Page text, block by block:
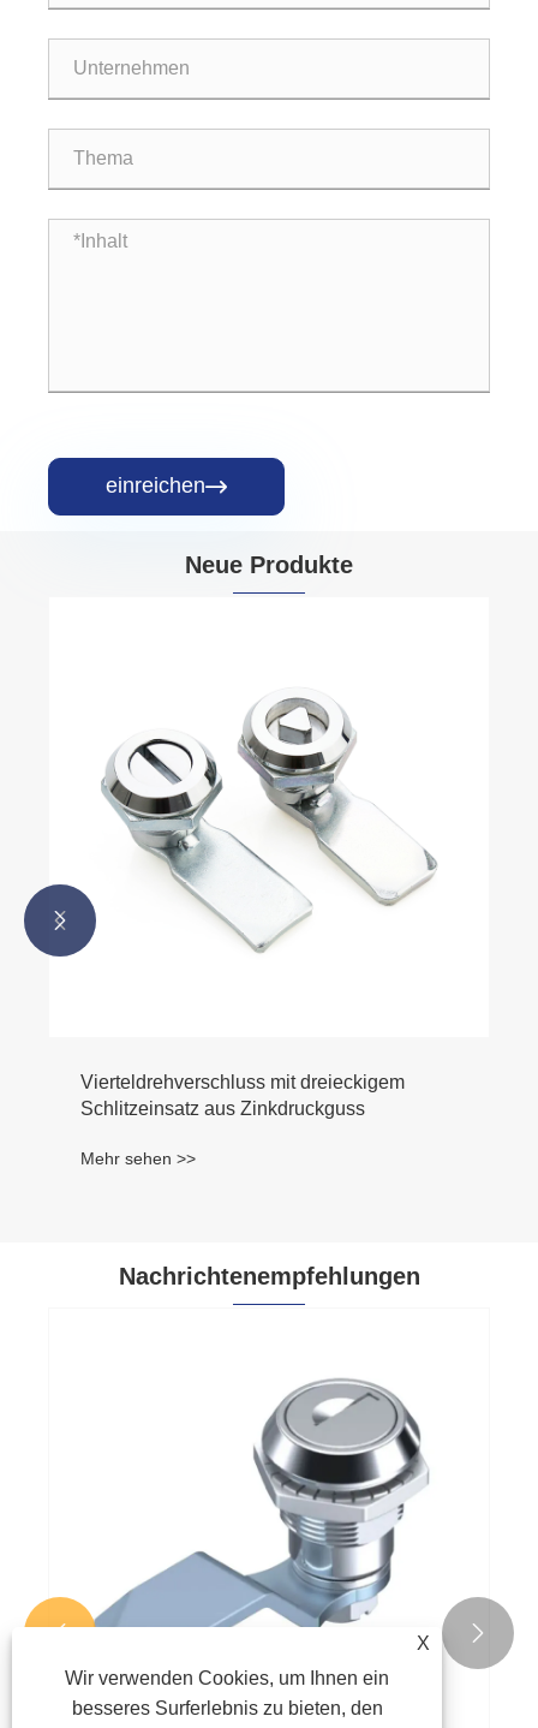
einreichen
Neue Produkte
Vierteldrehverschluss mit dreieckigem
Schlitzeinsatz aus Zinkdruckguss
Mehr sehen >>


Nachrichtenempfehlungen
 
X
Wir verwenden Cookies, um Ihnen ein
besseres Surferlebnis zu bieten, den